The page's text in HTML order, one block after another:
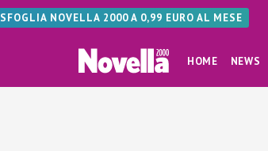
SFOGLIA NOVELLA 2000 A 0,99 EURO AL MESE
HOME NEWS